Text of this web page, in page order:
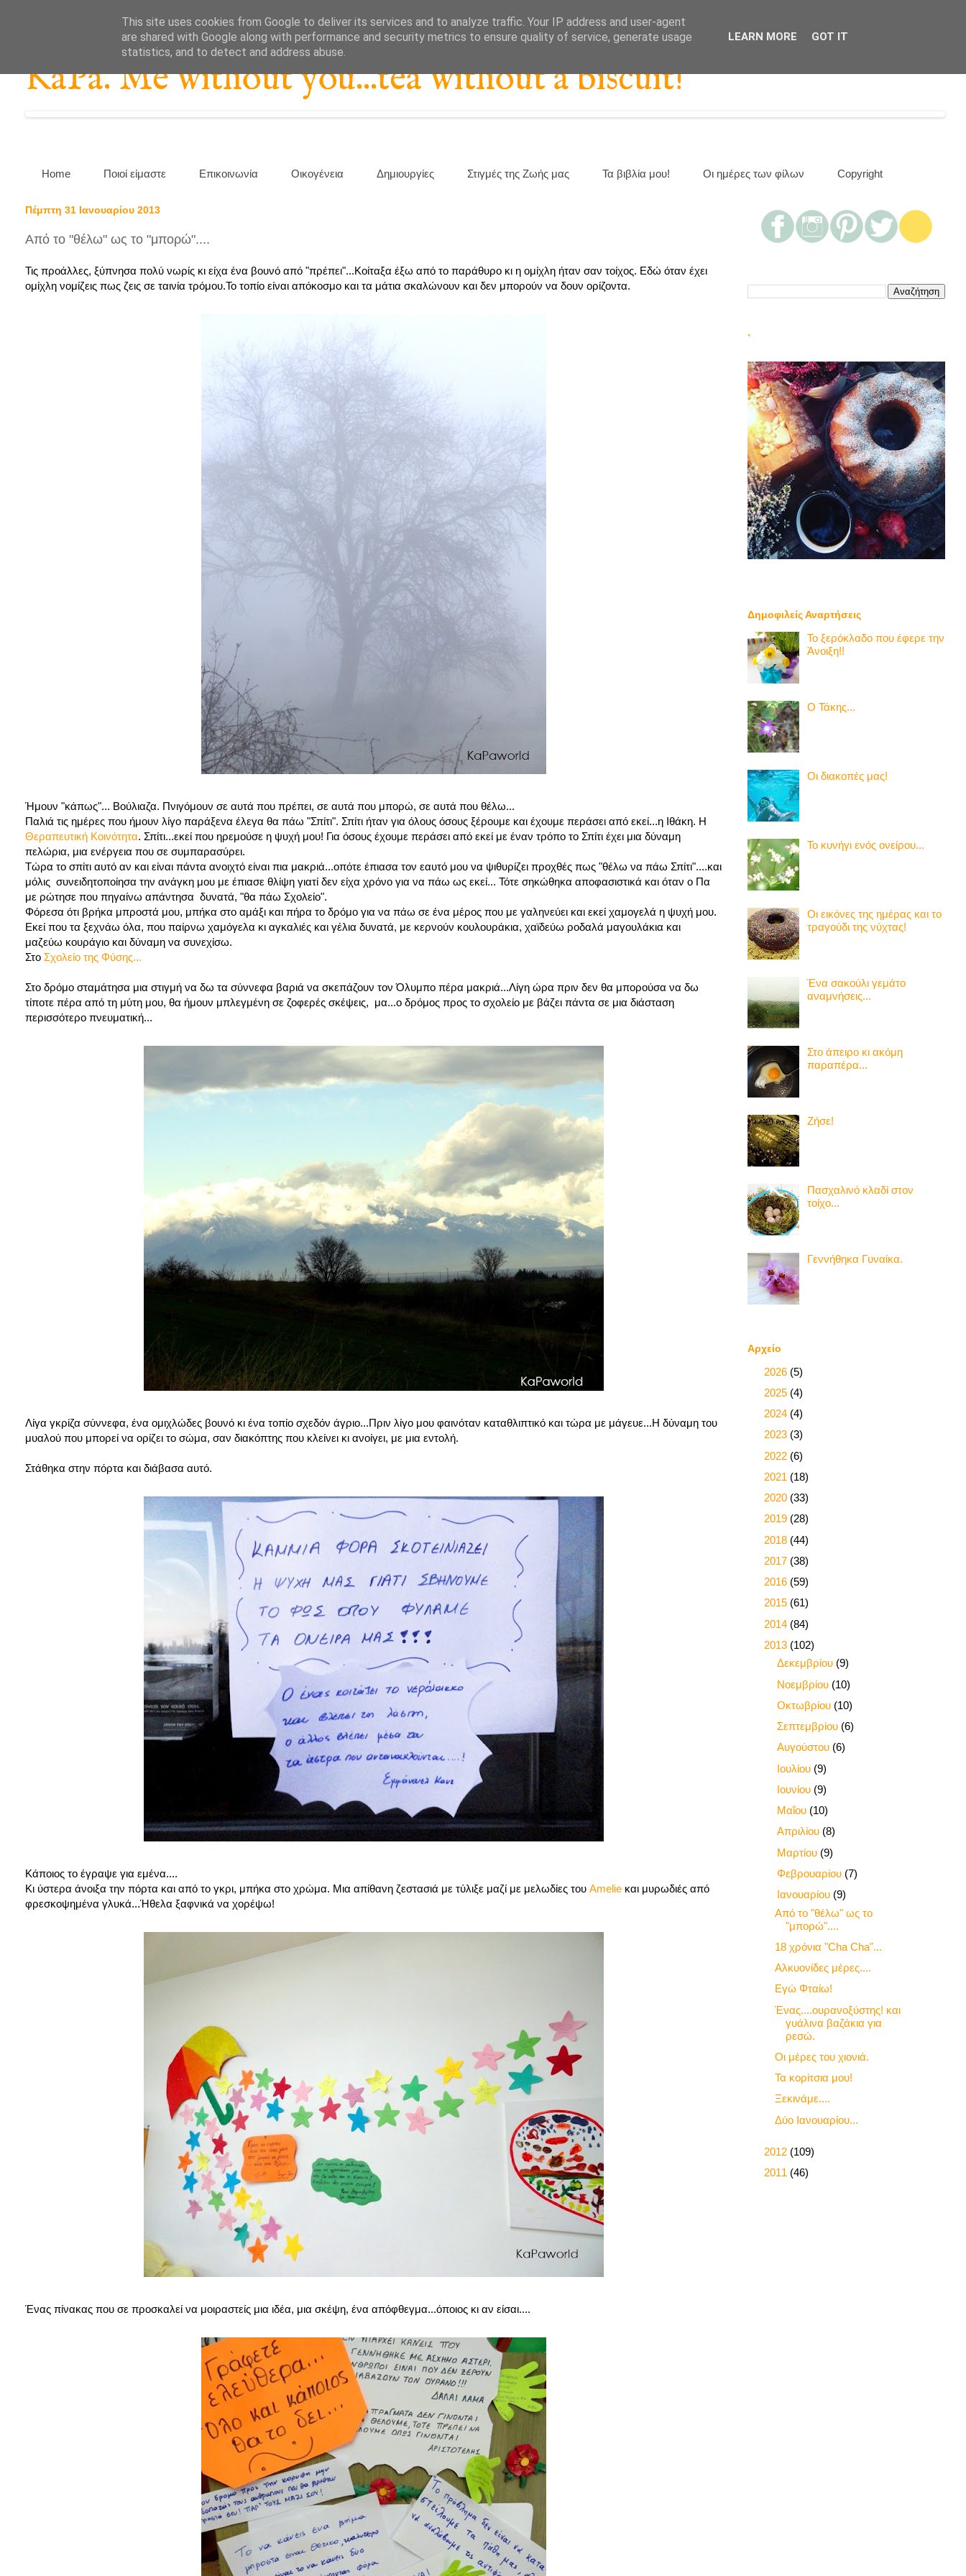
KaPa. Me without you...tea without a biscuit!
Home Ποιοί είμαστε Επικοινωνία Οικογένεια Δημιουργίες Στιγμές της Ζωής μας Τα βιβλία μου! Οι ημέρες των φίλων Copyright
Πέμπτη 31 Ιανουαρίου 2013
Από το "θέλω" ως το "μπορώ"....
Τις προάλλες, ξύπνησα πολύ νωρίς κι είχα ένα βουνό από "πρέπει"...Κοίταξα έξω από το παράθυρο κι η ομίχλη ήταν σαν τοίχος. Εδώ όταν έχει
ομίχλη νομίζεις πως ζεις σε ταινία τρόμου.Το τοπίο είναι απόκοσμο και τα μάτια σκαλώνουν και δεν μπορούν να δουν ορίζοντα.
Ήμουν "κάπως"... Βούλιαζα. Πνιγόμουν σε αυτά που πρέπει, σε αυτά που μπορώ, σε αυτά που θέλω...
Παλιά τις ημέρες που ήμουν λίγο παράξενα έλεγα θα πάω "Σπίτι". Σπίτι ήταν για όλους όσους ξέρουμε και έχουμε περάσει από εκεί...η Ιθάκη. Η
Θεραπευτική Κοινότητα. Σπίτι...εκεί που ηρεμούσε η ψυχή μου! Για όσους έχουμε περάσει από εκεί με έναν τρόπο το Σπίτι έχει μια δύναμη
πελώρια, μια ενέργεια που σε συμπαρασύρει.
Τώρα το σπίτι αυτό αν και είναι πάντα ανοιχτό είναι πια μακριά...οπότε έπιασα τον εαυτό μου να ψιθυρίζει προχθές πως "θέλω να πάω Σπίτι"....και
μόλις συνειδητοποίησα την ανάγκη μου με έπιασε θλίψη γιατί δεν είχα χρόνο για να πάω ως εκεί... Τότε σηκώθηκα αποφασιστικά και όταν ο Πα
με ρώτησε που πηγαίνω απάντησα δυνατά, "θα πάω Σχολείο".
Φόρεσα ότι βρήκα μπροστά μου, μπήκα στο αμάξι και πήρα το δρόμο για να πάω σε ένα μέρος που με γαληνεύει και εκεί χαμογελά η ψυχή μου.
Εκεί που τα ξεχνάω όλα, που παίρνω χαμόγελα κι αγκαλιές και γέλια δυνατά, με κερνούν κουλουράκια, χαϊδεύω ροδαλά μαγουλάκια και
μαζεύω κουράγιο και δύναμη να συνεχίσω.
Στο Σχολείο της Φύσης...
Στο δρόμο σταμάτησα μια στιγμή να δω τα σύννεφα βαριά να σκεπάζουν τον Όλυμπο πέρα μακριά...Λίγη ώρα πριν δεν θα μπορούσα να δω
τίποτε πέρα από τη μύτη μου, θα ήμουν μπλεγμένη σε ζοφερές σκέψεις, μα...ο δρόμος προς το σχολείο με βάζει πάντα σε μια διάσταση
περισσότερο πνευματική...
Λίγα γκρίζα σύννεφα, ένα ομιχλώδες βουνό κι ένα τοπίο σχεδόν άγριο...Πριν λίγο μου φαινόταν καταθλιπτικό και τώρα με μάγευε...Η δύναμη του
μυαλού που μπορεί να ορίζει το σώμα, σαν διακόπτης που κλείνει κι ανοίγει, με μια εντολή.
Στάθηκα στην πόρτα και διάβασα αυτό.
Κάποιος το έγραψε για εμένα....
Κι ύστερα άνοιξα την πόρτα και από το γκρι, μπήκα στο χρώμα. Μια απίθανη ζεστασιά με τύλιξε μαζί με μελωδίες του Amelie και μυρωδιές από
φρεσκοψημένα γλυκά...Ήθελα ξαφνικά να χορέψω!
Ένας πίνακας που σε προσκαλεί να μοιραστείς μια ιδέα, μια σκέψη, ένα απόφθεγμα...όποιος κι αν είσαι....
`
Δημοφιλείς Αναρτήσεις
Το ξερόκλαδο που έφερε την
Άνοιξη!!
Ο Τάκης...
Οι διακοπές μας!
Το κυνήγι ενός ονείρου...
Οι εικόνες της ημέρας και το
τραγούδι της νύχτας!
Ένα σακούλι γεμάτο
αναμνήσεις...
Στο άπειρο κι ακόμη
παραπέρα...
Ζήσε!
Πασχαλινό κλαδί στον
τοίχο...
Γεννήθηκα Γυναίκα.
Αρχείο
2026 (5)
2025 (4)
2024 (4)
2023 (3)
2022 (6)
2021 (18)
2020 (33)
2019 (28)
2018 (44)
2017 (38)
2016 (59)
2015 (61)
2014 (84)
2013 (102)
Δεκεμβρίου (9)
Νοεμβρίου (10)
Οκτωβρίου (10)
Σεπτεμβρίου (6)
Αυγούστου (6)
Ιουλίου (9)
Ιουνίου (9)
Μαΐου (10)
Απριλίου (8)
Μαρτίου (9)
Φεβρουαρίου (7)
Ιανουαρίου (9)
Από το "θέλω" ως το
"μπορώ"....
18 χρόνια "Cha Cha"...
Αλκυονίδες μέρες....
Εγώ Φταίω!
Ένας....ουρανοξύστης! και
γυάλινα βαζάκια για
ρεσώ.
Οι μέρες του χιονιά.
Τα κορίτσια μου!
Ξεκινάμε....
Δύο Ιανουαρίου...
2012 (109)
2011 (46)
This site uses cookies from Google to deliver its services and to analyze traffic. Your IP address and user-agent
are shared with Google along with performance and security metrics to ensure quality of service, generate usage
statistics, and to detect and address abuse.
LEARN MORE GOT IT